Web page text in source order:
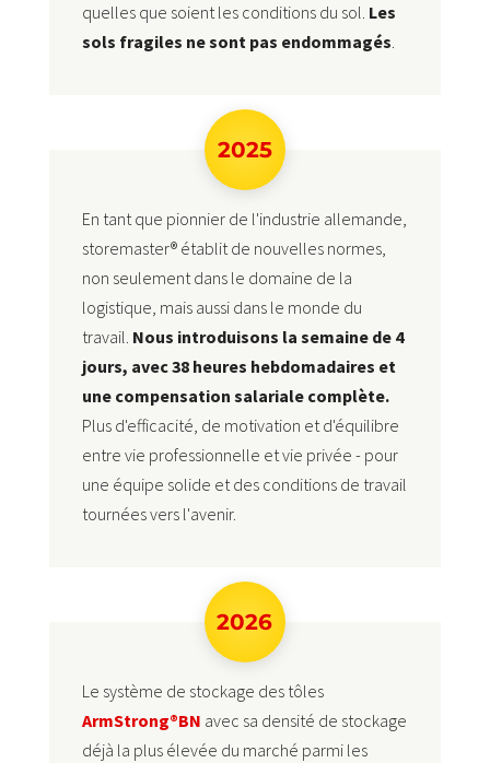
quelles que soient les conditions du sol. Les
sols fragiles ne sont pas endommagés.
2025
En tant que pionnier de l'industrie allemande,
storemaster® établit de nouvelles normes,
non seulement dans le domaine de la
logistique, mais aussi dans le monde du
travail. Nous introduisons la semaine de 4
jours, avec 38 heures hebdomadaires et
une compensation salariale complète.
Plus d'efficacité, de motivation et d'équilibre
entre vie professionnelle et vie privée - pour
une équipe solide et des conditions de travail
tournées vers l'avenir.
2026
Le système de stockage des tôles
ArmStrong®BN avec sa densité de stockage
déjà la plus élevée du marché parmi les